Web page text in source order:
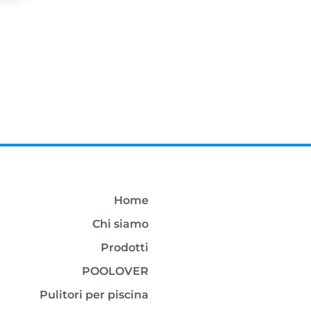
Home
Chi siamo
Prodotti
POOLOVER
Pulitori per piscina